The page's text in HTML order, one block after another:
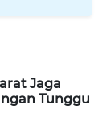
Jaga
Tunggu